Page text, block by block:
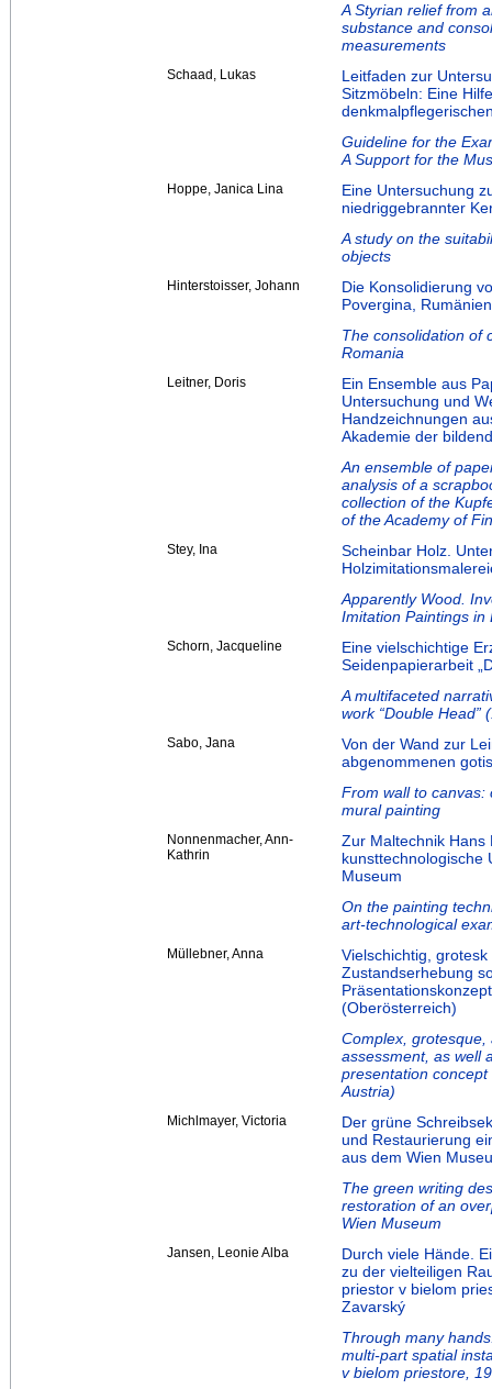
A Styrian relief from
substance and
measurements
Schaad, Lukas
Leitfaden zur
Sitzmöbeln: Eine
Guideline for the
A Support for the
Hoppe, Janica Lina
Eine Untersuchung
niedriggebrannter
A study on the
objects
Hinterstoisser, Johann
Die Konsolidierung
Povergina, Rumänien
The consolidation of
Romania
Leitner, Doris
Ein Ensemble aus
Untersuchung und
Handzeichnungen
Akademie der
An ensemble of
analysis of a
collection of the
of the Academy of
Stey, Ina
Scheinbar Holz.
Apparently Wood.
Imitation Paintings in
Schorn, Jacqueline
Eine vielschichtige
Seidenpapierarbeit
A multifaceted
work “Double Head”
Sabo, Jana
Von der Wand zur
abgenommenen
From wall to canvas:
mural painting
Nonnenmacher, Ann-
Kathrin
Zur Maltechnik Hans
kunsttechnologische
Museum
On the painting
art-technological
Müllebner, Anna
Vielschichtig,
Zustandserhebung
(Oberösterreich)
Complex,
assessment, as well
presentation
Austria)
Michlmayer, Victoria
Der grüne
und Restaurierung
aus dem Wien
The green writing
restoration of an
Wien Museum
Jansen, Leonie Alba
Durch viele Hände.
zu der vielteiligen
priestor v bielom
Zavarský
Through many
multi-part spatial
v bielom priestore,